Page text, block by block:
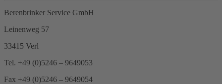
Berenbrinker Service GmbH
Leinenweg 57
33415 Verl
Tel. +49 (0)5246 – 9649053
Fax +49 (0)5246 – 9649054